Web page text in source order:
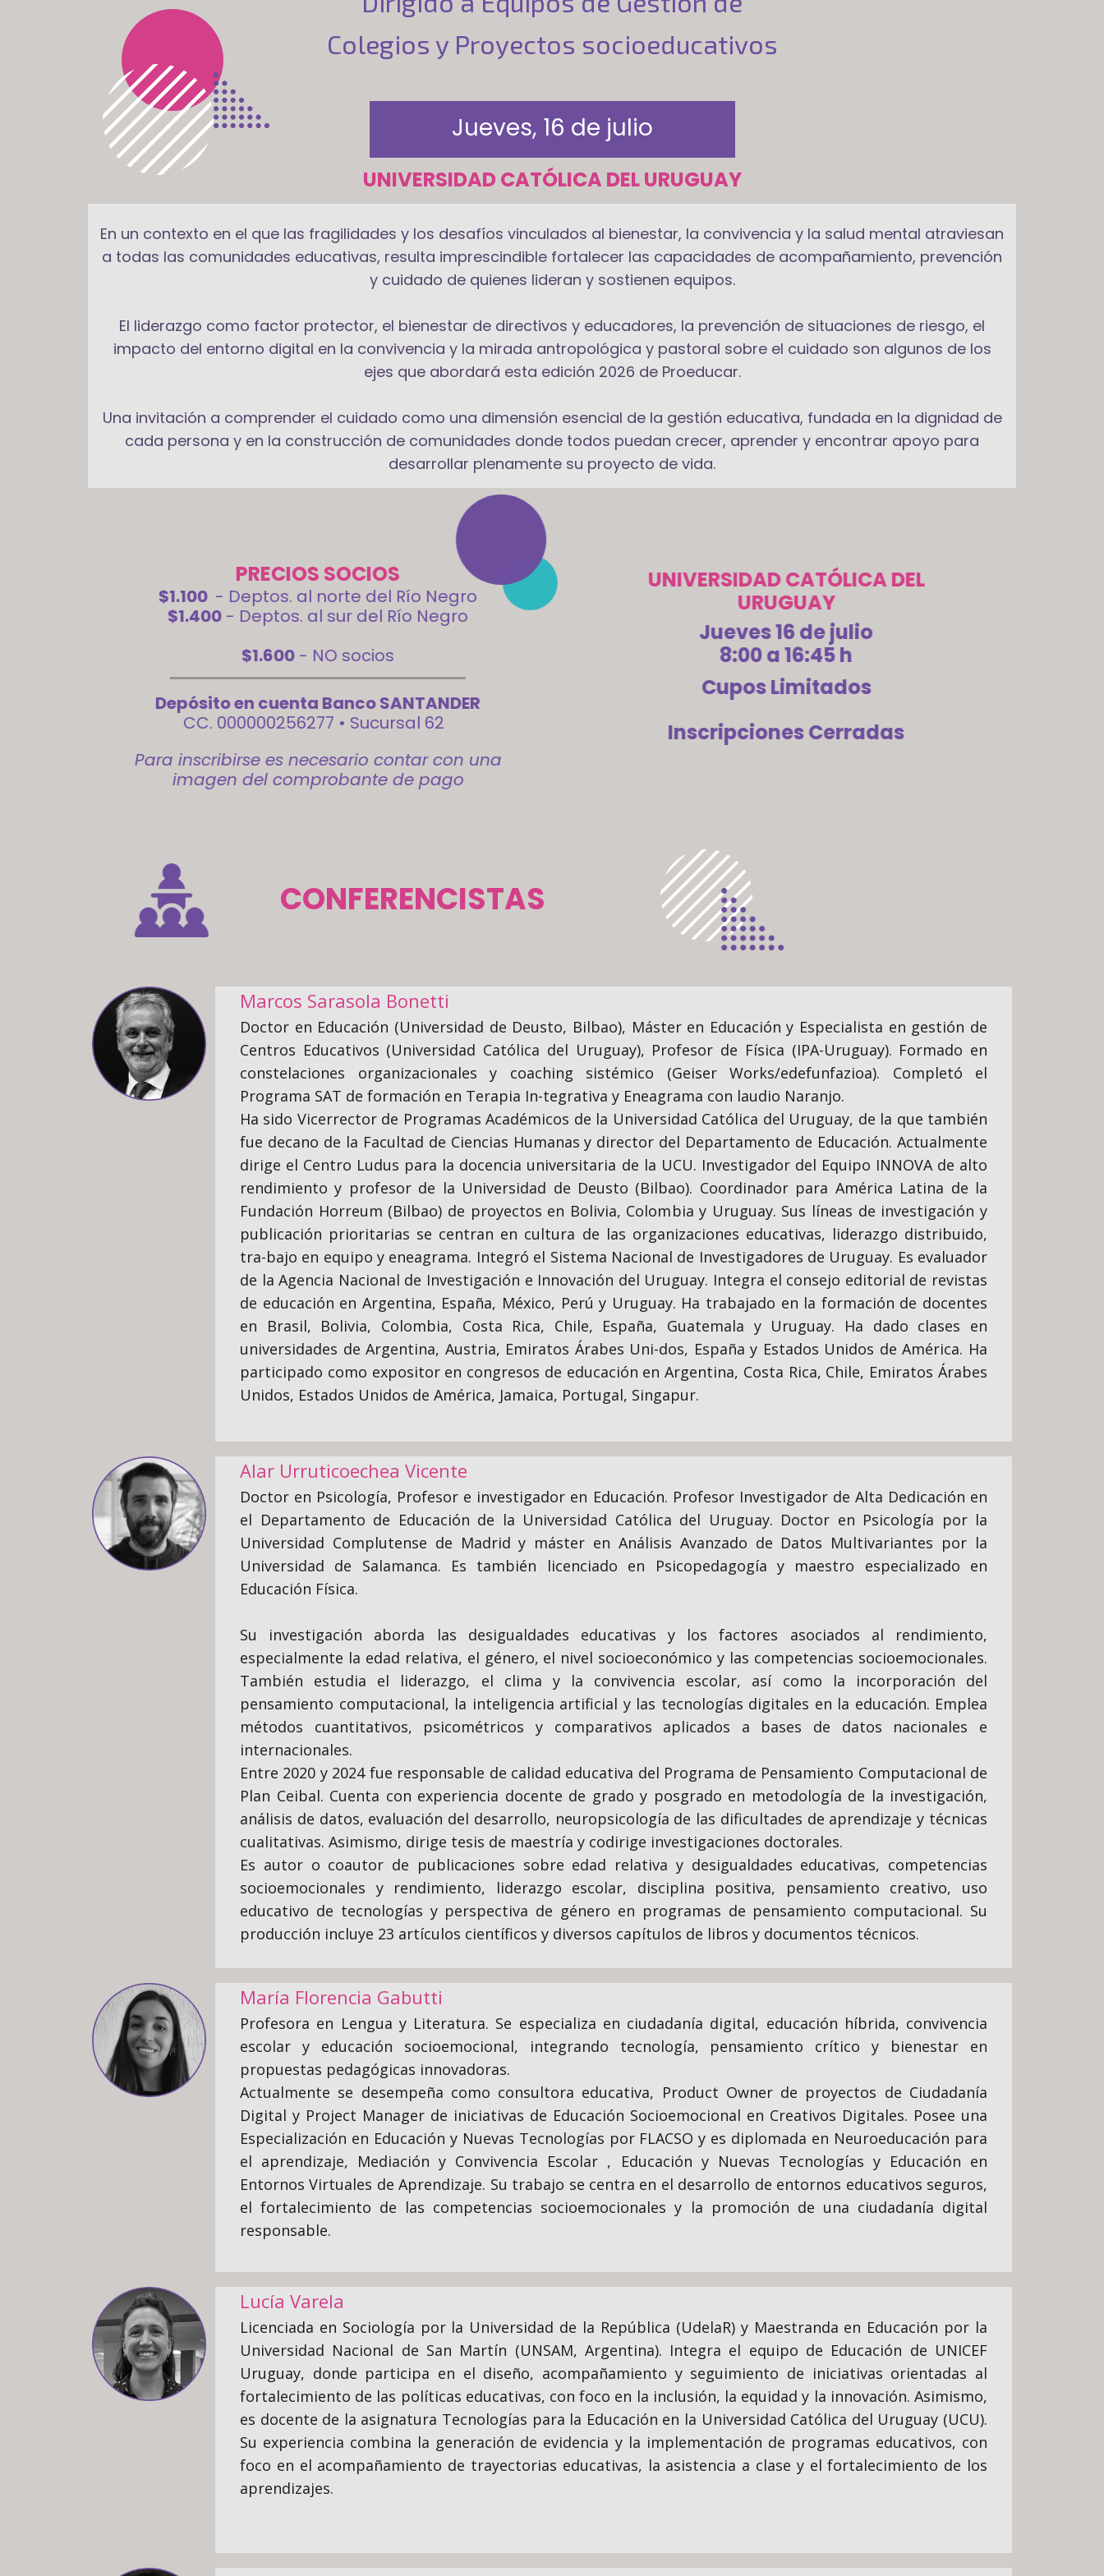
Colegios y Proyectos socioeducativos
Jueves, 16 de julio
UNIVERSIDAD CATÓLICA DEL URUGUAY
En un contexto en el que las fragilidades y los desafíos vinculados al bienestar, la convivencia y la salud mental atraviesan
a todas las comunidades educativas, resulta imprescindible fortalecer las capacidades de acompañamiento, prevención
y cuidado de quienes lideran y sostienen equipos.
El liderazgo como factor protector, el bienestar de directivos y educadores, la prevención de situaciones de riesgo, el
impacto del entorno digital en la convivencia y la mirada antropológica y pastoral sobre el cuidado son algunos de los
ejes que abordará esta edición 2026 de Proeducar.
Una invitación a comprender el cuidado como una dimensión esencial de la gestión educativa, fundada en la dignidad de
cada persona y en la construcción de comunidades donde todos puedan crecer, aprender y encontrar apoyo para
desarrollar plenamente su proyecto de vida.
$1.100 - Deptos. al norte del Río Negro
$1.400 - Deptos. al sur del Río Negro
$1.600 - NO socios
PRECIOS SOCIOS
Depósito en cuenta Banco SANTANDER
CC. 000000256277 • Sucursal 62
Para inscribirse es necesario contar con una
imagen del comprobante de pago
UNIVERSIDAD CATÓLICA DEL
URUGUAY
Jueves 16 de julio
8:00 a 16:45 h
Cupos Limitados
Inscripciones Cerradas
CONFERENCISTAS
Marcos Sarasola Bonetti
Doctor en Educación (Universidad de Deusto, Bilbao), Máster en Educación y Especialista en gestión de
Centros Educativos (Universidad Católica del Uruguay), Profesor de Física (IPA-Uruguay). Formado en
constelaciones organizacionales y coaching sistémico (Geiser Works/edefunfazioa). Completó el
Programa SAT de formación en Terapia In-tegrativa y Eneagrama con laudio Naranjo.
Ha sido Vicerrector de Programas Académicos de la Universidad Católica del Uruguay, de la que también
fue decano de la Facultad de Ciencias Humanas y director del Departamento de Educación. Actualmente
dirige el Centro Ludus para la docencia universitaria de la UCU. Investigador del Equipo INNOVA de alto
rendimiento y profesor de la Universidad de Deusto (Bilbao). Coordinador para América Latina de la
Fundación Horreum (Bilbao) de proyectos en Bolivia, Colombia y Uruguay. Sus líneas de investigación y
publicación prioritarias se centran en cultura de las organizaciones educativas, liderazgo distribuido,
tra-bajo en equipo y eneagrama. Integró el Sistema Nacional de Investigadores de Uruguay. Es evaluador
de la Agencia Nacional de Investigación e Innovación del Uruguay. Integra el consejo editorial de revistas
de educación en Argentina, España, México, Perú y Uruguay. Ha trabajado en la formación de docentes
en Brasil, Bolivia, Colombia, Costa Rica, Chile, España, Guatemala y Uruguay. Ha dado clases en
universidades de Argentina, Austria, Emiratos Árabes Uni-dos, España y Estados Unidos de América. Ha
participado como expositor en congresos de educación en Argentina, Costa Rica, Chile, Emiratos Árabes
Unidos, Estados Unidos de América, Jamaica, Portugal, Singapur.
Alar Urruticoechea Vicente
Doctor en Psicología, Profesor e investigador en Educación. Profesor Investigador de Alta Dedicación en
el Departamento de Educación de la Universidad Católica del Uruguay. Doctor en Psicología por la
Universidad Complutense de Madrid y máster en Análisis Avanzado de Datos Multivariantes por la
Universidad de Salamanca. Es también licenciado en Psicopedagogía y maestro especializado en
Educación Física.
Su investigación aborda las desigualdades educativas y los factores asociados al rendimiento,
especialmente la edad relativa, el género, el nivel socioeconómico y las competencias socioemocionales.
También estudia el liderazgo, el clima y la convivencia escolar, así como la incorporación del
pensamiento computacional, la inteligencia artificial y las tecnologías digitales en la educación. Emplea
métodos cuantitativos, psicométricos y comparativos aplicados a bases de datos nacionales e
internacionales.
Entre 2020 y 2024 fue responsable de calidad educativa del Programa de Pensamiento Computacional de
Plan Ceibal. Cuenta con experiencia docente de grado y posgrado en metodología de la investigación,
análisis de datos, evaluación del desarrollo, neuropsicología de las dificultades de aprendizaje y técnicas
cualitativas. Asimismo, dirige tesis de maestría y codirige investigaciones doctorales.
Es autor o coautor de publicaciones sobre edad relativa y desigualdades educativas, competencias
socioemocionales y rendimiento, liderazgo escolar, disciplina positiva, pensamiento creativo, uso
educativo de tecnologías y perspectiva de género en programas de pensamiento computacional. Su
producción incluye 23 artículos científicos y diversos capítulos de libros y documentos técnicos.
María Florencia Gabutti
Profesora en Lengua y Literatura. Se especializa en ciudadanía digital, educación híbrida, convivencia
escolar y educación socioemocional, integrando tecnología, pensamiento crítico y bienestar en
propuestas pedagógicas innovadoras.
Actualmente se desempeña como consultora educativa, Product Owner de proyectos de Ciudadanía
Digital y Project Manager de iniciativas de Educación Socioemocional en Creativos Digitales. Posee una
Especialización en Educación y Nuevas Tecnologías por FLACSO y es diplomada en Neuroeducación para
el aprendizaje, Mediación y Convivencia Escolar , Educación y Nuevas Tecnologías y Educación en
Entornos Virtuales de Aprendizaje. Su trabajo se centra en el desarrollo de entornos educativos seguros,
el fortalecimiento de las competencias socioemocionales y la promoción de una ciudadanía digital
responsable.
Lucía Varela
Licenciada en Sociología por la Universidad de la República (UdelaR) y Maestranda en Educación por la
Universidad Nacional de San Martín (UNSAM, Argentina). Integra el equipo de Educación de UNICEF
Uruguay, donde participa en el diseño, acompañamiento y seguimiento de iniciativas orientadas al
fortalecimiento de las políticas educativas, con foco en la inclusión, la equidad y la innovación. Asimismo,
es docente de la asignatura Tecnologías para la Educación en la Universidad Católica del Uruguay (UCU).
Su experiencia combina la generación de evidencia y la implementación de programas educativos, con
foco en el acompañamiento de trayectorias educativas, la asistencia a clase y el fortalecimiento de los
aprendizajes.